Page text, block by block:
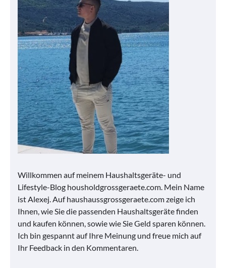
Willkommen auf meinem Haushaltsgeräte- und
Lifestyle-Blog housholdgrossgeraete.com. Mein Name
ist Alexej. Auf haushaussgrossgeraete.com zeige ich
Ihnen, wie Sie die passenden Haushaltsgeräte finden
und kaufen können, sowie wie Sie Geld sparen können.
Ich bin gespannt auf Ihre Meinung und freue mich auf
Ihr Feedback in den Kommentaren.